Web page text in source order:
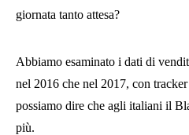
giornata tanto attesa?
Abbiamo esaminato i dati di
nel 2016 che nel 2017, con
possiamo dire che agli italiani il
più.